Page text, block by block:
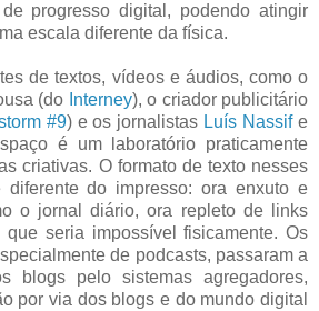
progresso digital, podendo atingir
escala diferente da física.
de textos, vídeos e áudios, como o
(do Interney), o criador publicitário
#9) e os jornalistas Luís Nassife
é um laboratório praticamente
criativas. O formato de texto nesses
do impresso: ora enxuto e
o jornal diário, ora repleto de links
que seria impossível fisicamente. Os
de podcasts, passaram a
blogs pelo sistemas agregadores,
por via dos blogs e do mundo digital